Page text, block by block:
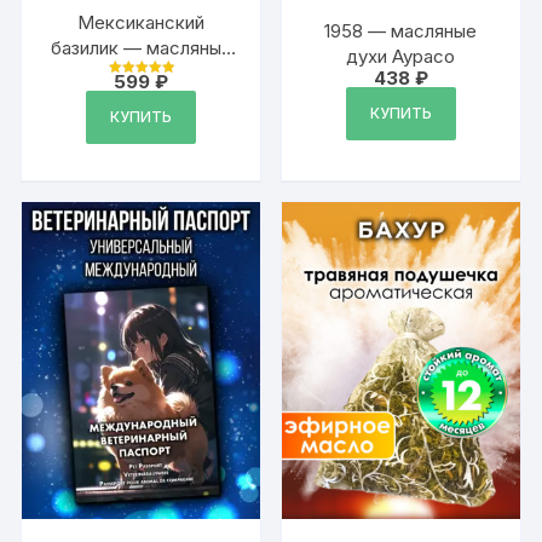
Мексиканский
базилик — масляные
духи
Оценка
599₽
КУПИТЬ
1958 — масляные
духи Аурасо
438 ₽
КУПИТЬ